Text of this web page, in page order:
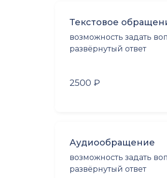
Текстовое
возможность задать
развёрнутый ответ
2500 ₽
Аудиообращение
возможность задать
развёрнутый ответ